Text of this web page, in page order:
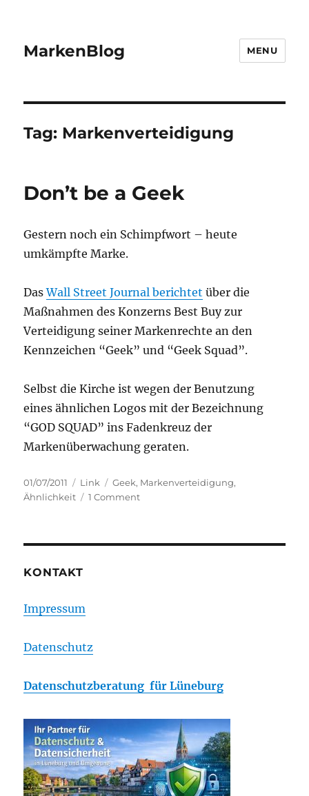
MarkenBlog MENU
Tag: Markenverteidigung
Don’t be a Geek
Gestern noch ein Schimpfwort – heute
umkämpfte Marke.
DasWall Street Journal berichtet über die
Maßnahmen des Konzerns Best Buy zur
Verteidigung seiner Markenrechte an den
Kennzeichen “Geek” und “Geek Squad”.
Selbst die Kirche ist wegen der Benutzung
eines ähnlichen Logos mit der Bezeichnung
“GOD SQUAD” ins Fadenkreuz der
Markenüberwachung geraten.
Posted
on
01/07/2011 Categories
Link Tags
Geek, Markenverteidigung,
Ähnlichkeit
1 Commenton
KONTAKT
Impressum
Datenschutz
Datenschutzberatung für Lüneburg